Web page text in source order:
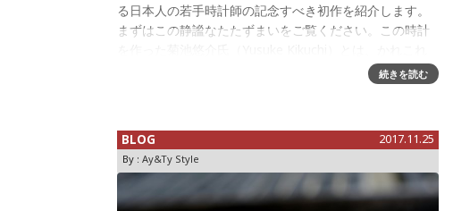
る日本人の若手時計師の記念すべき初作を紹介します。
まずはこの静謐なたたずまいをご覧ください。この時計
続きを読む
BLOG 2017.11.25
By : Ay&Ty Style